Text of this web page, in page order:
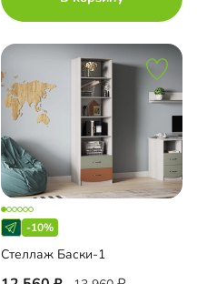
-10%
Стеллаж Баски-1